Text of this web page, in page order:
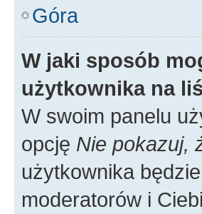
Góra
W jaki sposób
użytkownika na
W swoim panelu
opcję Nie pokazuj,
użytkownika
moderatorów i